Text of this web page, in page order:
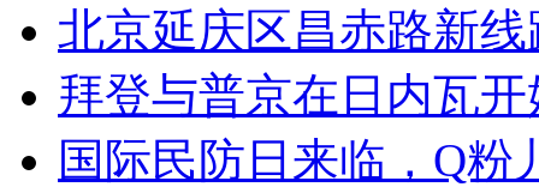
北京延庆区昌赤路新
拜登与普京在日内瓦
国际民防日来临，Q粉